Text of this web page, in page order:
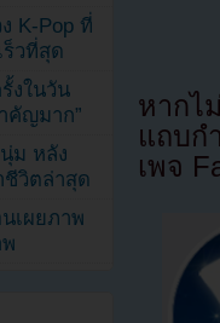
หากไ
แถบก
เพจ
K-Pop ที่
ร็วที่สุด
งในวัน
คัญมาก”
ม หลัง
วิตล่าสุด
เผยภาพ